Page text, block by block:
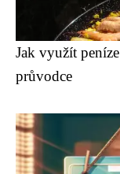
Jak využít
průvodce